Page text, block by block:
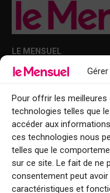
Pour offrir les meilleures
technologies telles que
accéder aux
ces technologies nous
telles que le
sur ce site. Le fait de ne
consentement peut
caractéristiques et
LE MENSUEL
Points de diffusion Var et
Le Mensuel en PDF :
Qui sommes-nous ?
BFM Top Sorties
EVENT
Tourisme week-end : envie